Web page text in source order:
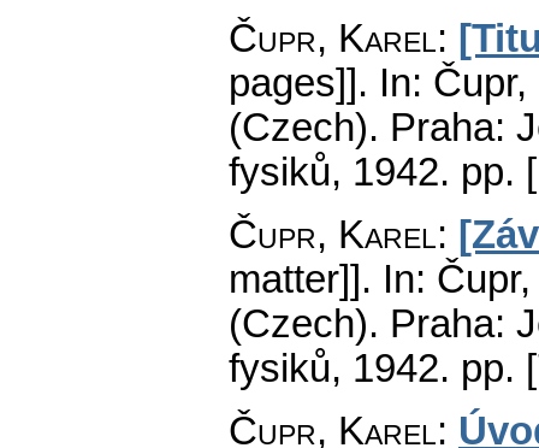
Čupr, Karel:
pages]]. In:
(Czech). Praha:
fysiků, 1942. pp.
Čupr, Karel:
matter]]. In:
(Czech). Praha:
fysiků, 1942. pp.
Čupr, Karel: